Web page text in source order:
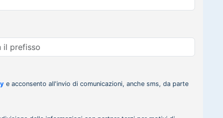
e acconsento all'invio di comunicazioni, anche sms, da parte